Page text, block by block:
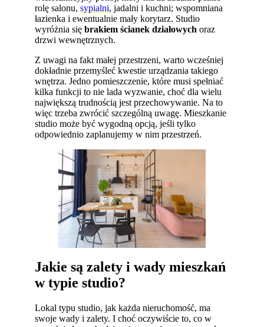
rolę salonu,sypialni, jadalni i kuchni; wspomniana
łazienka i ewentualnie mały korytarz. Studio
wyróżnia siębrakiem ścianek działowych oraz
drzwi wewnętrznych.
Z uwagi na fakt małej przestrzeni, warto wcześniej
dokładnie przemyśleć kwestie urządzania takiego
wnętrza. Jedno pomieszczenie, które musi spełniać
kilka funkcji to nie lada wyzwanie, choć dla wielu
największą trudnością jest przechowywanie. Na to
więc trzeba zwrócić szczególną uwagę. Mieszkanie
studio może być wygodną opcją, jeśli tylko
odpowiednio zaplanujemy w nim przestrzeń.
Jakie są zalety i wady mieszkań
w typie studio?
Lokal typu studio, jak każda nieruchomość, ma
swoje wady i zalety. I choć oczywiście to, co w